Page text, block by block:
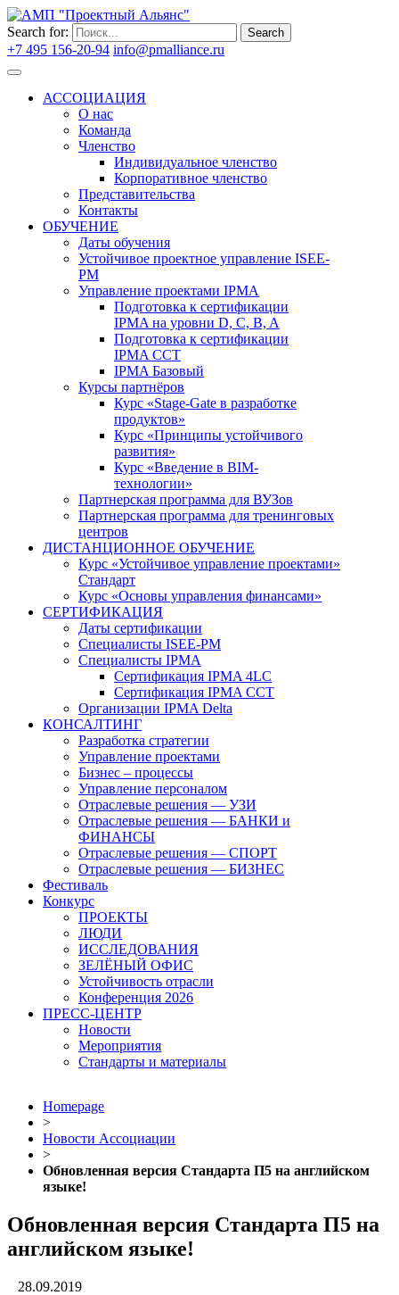
Search for: Search
+7 495 156-20-94 info@pmalliance.ru
АССОЦИАЦИЯ
О нас
Команда
Членство
Индивидуальное членство
Корпоративное членство
Представительства
Контакты
ОБУЧЕНИЕ
Даты обучения
Устойчивое проектное управление ISEE-
PM
Управление проектами IPMA
Подготовка к сертификации
IPMA на уровни D, C, B, A
Подготовка к сертификации
IPMA CCT
IPMA Базовый
Курсы партнёров
Курс «Stage-Gate в разработке
продуктов»
Курс «Принципы устойчивого
развития»
Курс «Введение в BIM-
технологии»
Партнерская программа для ВУЗов
Партнерская программа для тренинговых
центров
ДИСТАНЦИОННОЕ ОБУЧЕНИЕ
Курс «Устойчивое управление проектами»
Стандарт
Курс «Основы управления финансами»
СЕРТИФИКАЦИЯ
Даты сертификации
Специалисты ISEE-PM
Специалисты IPMA
Сертификация IPMA 4LC
Сертификация IPMA CCT
Организации IPMA Delta
КОНСАЛТИНГ
Разработка стратегии
Управление проектами
Бизнес – процессы
Управление персоналом
Отраслевые решения — УЗИ
Отраслевые решения — БАНКИ и
ФИНАНСЫ
Отраслевые решения — СПОРТ
Отраслевые решения — БИЗНЕС
Фестиваль
Конкурс
ПРОЕКТЫ
ЛЮДИ
ИССЛЕДОВАНИЯ
ЗЕЛЁНЫЙ ОФИС
Устойчивость отрасли
Конференция 2026
ПРЕСС-ЦЕНТР
Новости
Мероприятия
Стандарты и материалы
Homepage
>
Новости Ассоциации
>
Обновленная версия Стандарта П5 на английском
языке!
Обновленная версия Стандарта П5 на
английском языке!
28.09.2019